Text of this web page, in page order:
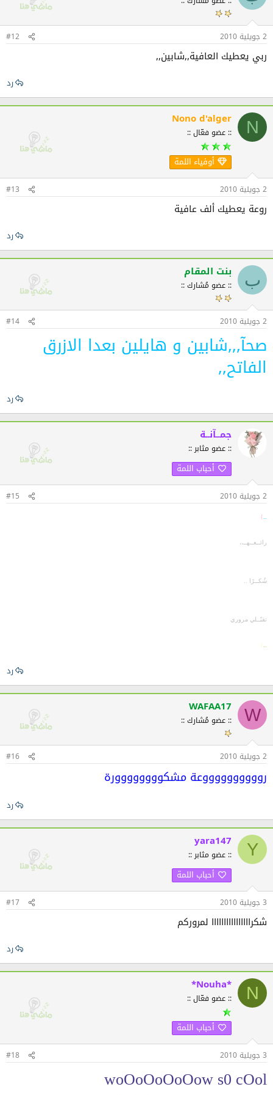
2 جويلية 2010 #12
ربي يعطيك العافية,,شابين,,
رد
N
Nono d'alger
:: عضو فعّال ::
أوفياء اللمة
2 جويلية 2010 #13
روعة يعطيك ألف عافية
رد
ب بنت المقام
:: عضو مُشارك ::
2 جويلية 2010 #14
صحآ,,,شابين و هايلين بعدا الازرق
الفاتح,,
رد
جمــآنــة
:: عضو مثابر ::
أحباب اللمة
2 جويلية 2010 #15
}
رائــعــهــ،،
شُكــرًا ..
تقبّــلي مروري
}
رد
W
WAFAA17
:: عضو مُشارك ::
2 جويلية 2010 #16
رووووووووووعة مشكوووووووورة
رد
Y
yara147
:: عضو مثابر ::
أحباب اللمة
3 جويلية 2010 #17
شكراااااااااااااااا لمروركم
رد
N
*Nouha*
:: عضو فعّال ::
أحباب اللمة
3 جويلية 2010 #18
woOoOoOoOow s0 cOol